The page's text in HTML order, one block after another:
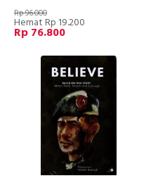
Rp 96.000
Hemat Rp 19.200
Rp 76.800